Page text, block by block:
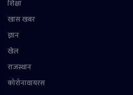
शिक्षा
खास खबर
ज्ञान
खेल
राजस्थान
कोरोनावायरस